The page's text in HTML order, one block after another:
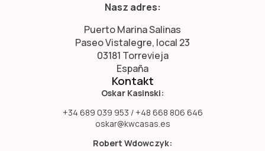
Nasz adres:
Puerto Marina Salinas
Paseo Vistalegre, local 23
03181 Torrevieja
España
Kontakt
Oskar Kasinski:
+34 689 039 953 / +48 668 806 646
oskar@kwcasas.es
Robert Wdowczyk: